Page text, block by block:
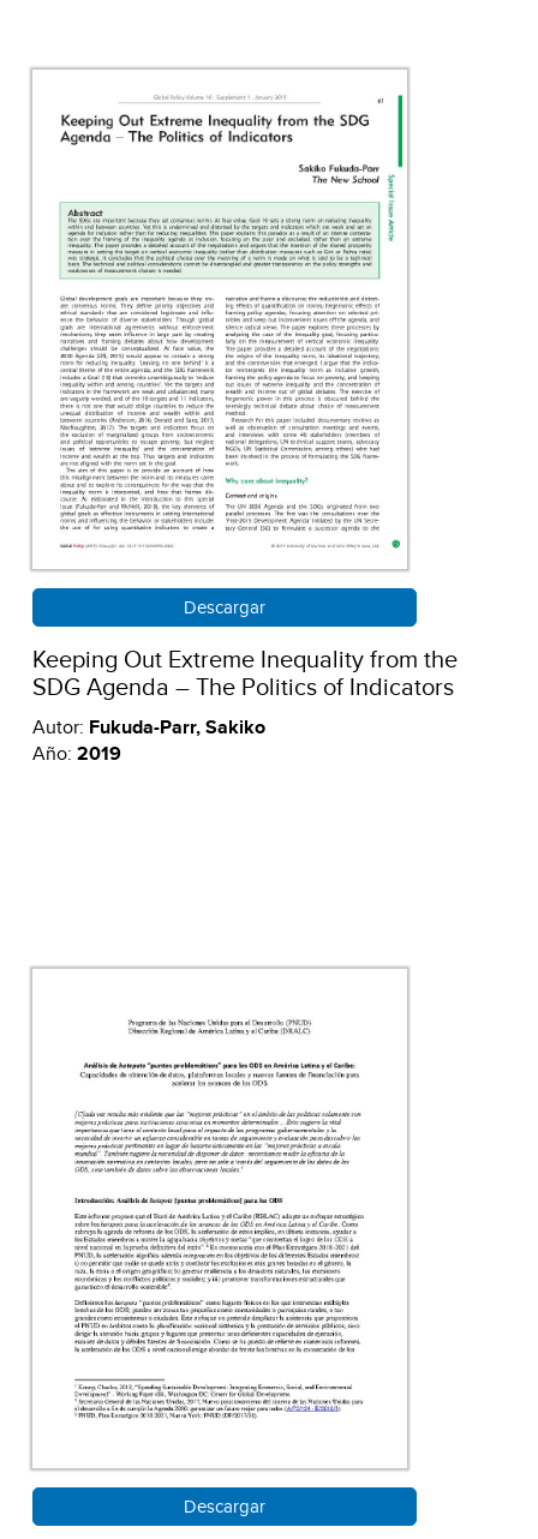
Descargar
Keeping Out Extreme Inequality from the
SDG Agenda – The Politics of Indicators
Autor: Fukuda-Parr, Sakiko
Año: 2019
Descargar